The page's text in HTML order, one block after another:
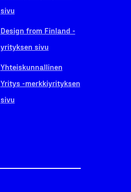
sivu
Design from Finland -
yrityksen sivu
Yhteiskunnallinen
Yritys -merkkiyrityksen
sivu